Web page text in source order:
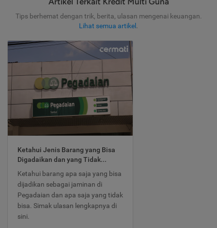
Tips berhemat dengan trik, berita, ulasan mengenai keuangan.
Lihat semua artikel .
Ketahui Jenis Barang yang Bisa
Digadaikan dan yang Tidak...
Ketahui barang apa saja yang bisa
dijadikan sebagai jaminan di
Pegadaian dan apa saja yang tidak
bisa. Simak ulasan lengkapnya di
sini.